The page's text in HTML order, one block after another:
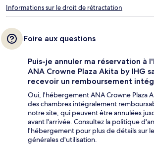
Informations sur le droit de rétractation
Foire aux questions
Puis-je annuler ma réservation à
ANA Crowne Plaza Akita by IHG
recevoir un remboursement
Oui, l'hébergement ANA Crowne Plaza
des chambres intégralement
notre site, qui peuvent être annulées
avant l'arrivée. Consultez la politique
l'hébergement pour plus de détails sur
générales d'utilisation.